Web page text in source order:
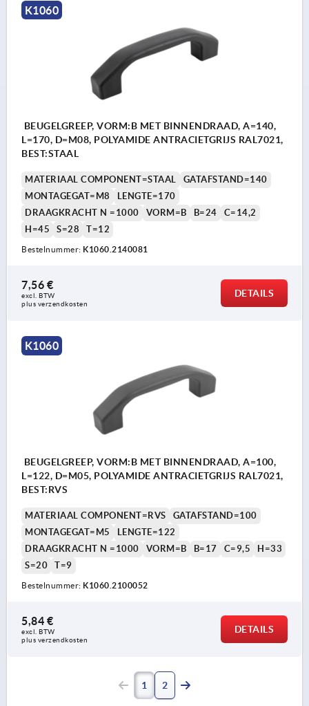
K1060
BEUGELGREEP, VORM:B MET BINNENDRAAD, A=140,
L=170, D=M08, POLYAMIDE ANTRACIETGRIJS RAL7021,
BEST:STAAL
MATERIAAL COMPONENT=STAAL
GATAFSTAND=140
MONTAGEGAT=M8
LENGTE=170
DRAAGKRACHT N =1000
VORM=B B=24
C=14,2
H=45
S=28 T=12
Bestelnummer: K1060.2140081
7,56 €
excl. BTW
plus verzendkosten
DETAILS
K1060
BEUGELGREEP, VORM:B MET BINNENDRAAD, A=100,
L=122, D=M05, POLYAMIDE ANTRACIETGRIJS RAL7021,
BEST:RVS
MATERIAAL COMPONENT=RVS
GATAFSTAND=100
MONTAGEGAT=M5
LENGTE=122
DRAAGKRACHT N =1000
VORM=B B=17 C=9,5
H=33
S=20
T=9
Bestelnummer: K1060.2100052
5,84 €
excl. BTW
plus verzendkosten
DETAILS
1 2